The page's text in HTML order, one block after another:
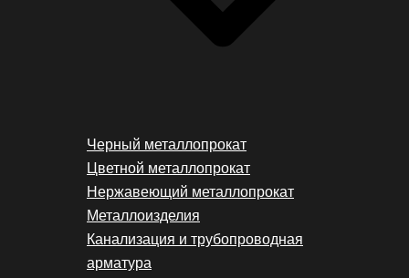
Черный металлопрокат
Цветной металлопрокат
Нержавеющий металлопрокат
Металлоизделия
Канализация и трубопроводная
арматура